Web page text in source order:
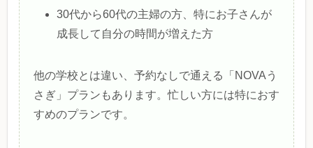
30代から60代の主婦の方、特にお子さんが
成長して自分の時間が増えた方
他の学校とは違い、予約なしで通える「NOVAう
さぎ」プランもあります。忙しい方には特におす
すめのプランです。